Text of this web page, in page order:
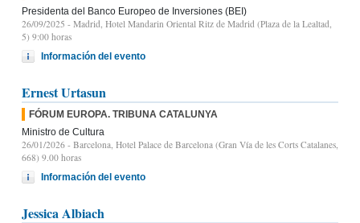
Presidenta del Banco Europeo de Inversiones (BEI)
26/09/2025 - Madrid, Hotel Mandarin Oriental Ritz de Madrid (Plaza de la Lealtad,
5) 9:00 horas
Información del evento
Ernest Urtasun
FÓRUM EUROPA. TRIBUNA CATALUNYA
Ministro de Cultura
26/01/2026 - Barcelona, Hotel Palace de Barcelona (Gran Vía de les Corts Catalanes,
668) 9.00 horas
Información del evento
Jessica Albiach